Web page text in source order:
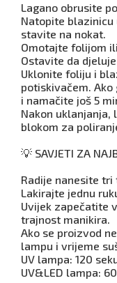
Lagano obrusite
Natopite blazinicu
stavite na nokat.
Omotajte folijom
Ostavite da
Uklonite foliju i
potiskivačem.
i namačite još 5
Nakon
blokom za
💡 SAVJETI ZA
Radije nanesite tri
Lakirajte jednu
Uvijek zapečatite
trajnost manikira.
Ako se proizvod
lampu i vrijeme
UV lampa: 120
UV&LED lampa: